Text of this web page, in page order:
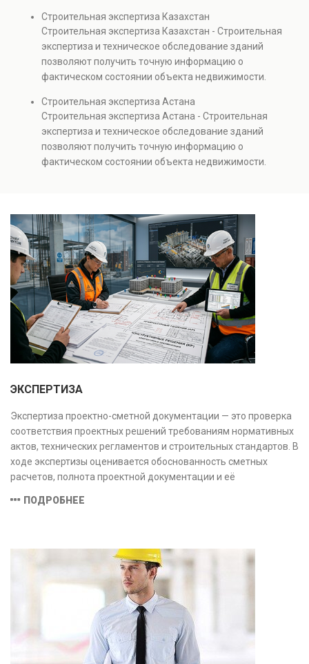
элементов и оценку эксплуатационной безопасности.
Услуга востребована при покупке недвижимости,
капитальном ремонте и реконструкции объектов, а
также при судебных разбирательствах и технических
проверках.
Строительная экспертиза Казахстан
Строительная экспертиза Казахстан - Строительная
экспертиза и техническое обследование зданий
позволяют получить точную информацию о
фактическом состоянии объекта недвижимости.
инженерных систем с выявлением скрытых дефектов
и нарушений. Услуга используется для проверки
качества строительства, подготовки к реконструкции,
оценки рисков и судебных разбирательств.
Результатом является официальное техническое
Строительная экспертиза Астана
Строительная экспертиза Астана - Строительная
экспертиза и техническое обследование зданий
позволяют получить точную информацию о
фактическом состоянии объекта недвижимости.
качества строительства, подготовки к реконструкции,
оценки рисков и судебных разбирательств.
Результатом является официальное техническое
заключение, имеющее юридическую силу.
ЭКСПЕРТИЗА
Экспертиза проектно-сметной документации — это проверка
соответствия проектных решений требованиям нормативных
актов, технических регламентов и строительных стандартов. В
ходе экспертизы оценивается обоснованность сметных
расчетов, полнота проектной документации и её
предотвратить ошибки на этапе строительства и
ПОДРОБНЕЕ